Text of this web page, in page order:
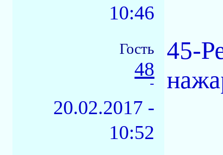
10:46
Гость
48
-
20.02.2017 -
10:52
45-